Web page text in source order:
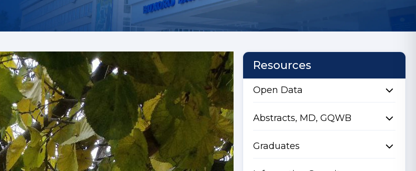
Resources
Open Data
Abstracts, MD, GQWB
Graduates